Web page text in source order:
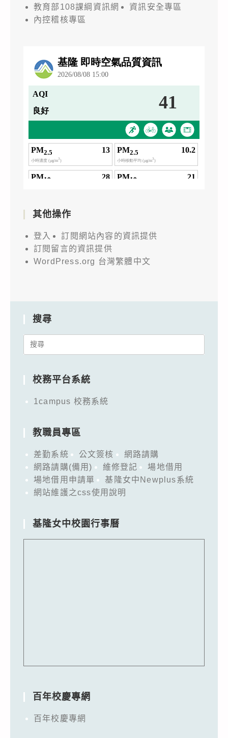
教育部108課綱資訊網
資訊安全專區
內控稽核專區
其他操作
登入
訂閱網站內容的資訊提供
訂閱留言的資訊提供
WordPress.org 台灣繁體中文
搜尋
Search
校務平台系統
1campus 校務系統
教職員專區
差勤系統 公文簽核
網路請購
網路請購(備用)
維修登記
場地借用
場地借用申請單
基隆女中Newplus系統
網站維護之css使用說明
基隆女中校園行事曆
百年校慶專網
百年校慶專網